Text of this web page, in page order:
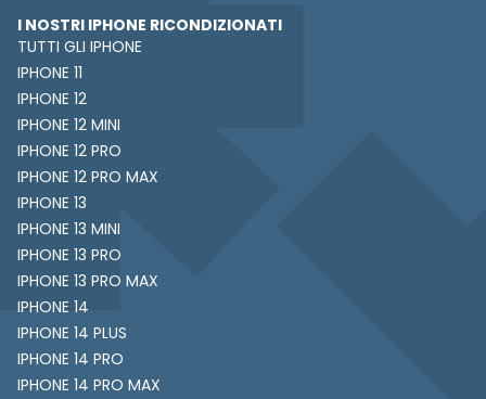
I NOSTRI IPHONE RICONDIZIONATI
TUTTI GLI IPHONE
IPHONE 11
IPHONE 12
IPHONE 12 MINI
IPHONE 12 PRO
IPHONE 12 PRO MAX
IPHONE 13
IPHONE 13 MINI
IPHONE 13 PRO
IPHONE 13 PRO MAX
IPHONE 14
IPHONE 14 PLUS
IPHONE 14 PRO
IPHONE 14 PRO MAX